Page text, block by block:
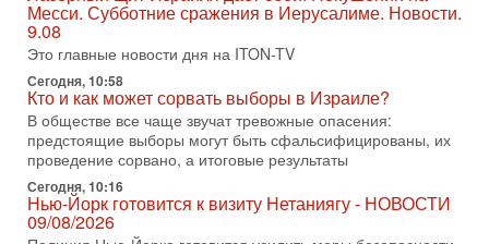
3-08-2026, 11:09
Выборы в Израиле в опасности?! ШАБАК формирует
спецотдел
В этом выпуске мы разбираем одну из самых тревожных
тем израильской политики. Известно, что израильская
Служба общей безопасности (ШАБАК) создала
3-08-2026, 08:32
Трамп и Иран: последний шанс - НОВОСТИ
03/08/2026
Президент США Дональд Трамп объявил о возобновлении
переговоров с Ираном, но Тегеран пока не подтвердил
Месси. Субботние сражения в Иерусалиме. Новости.
9.08
Это главные новости дня на ITON-TV
Сегодня, 10:58
Кто и как может сорвать выборы в Израиле?
В обществе все чаще звучат тревожные опасения:
предстоящие выборы могут быть сфальсифицированы, их
проведение сорвано, а итоговые результаты
Сегодня, 10:16
Нью-Йорк готовится к визиту Нетаниягу - НОВОСТИ
09/08/2026